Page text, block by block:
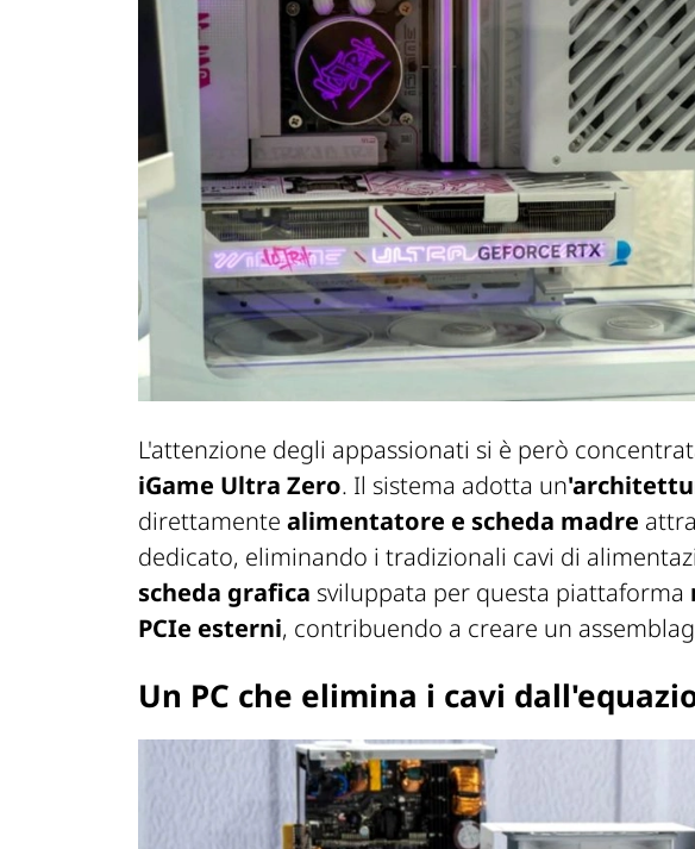
L'attenzione degli appassionati si è però
iGame Ultra Zero. Il sistema adotta un
direttamente alimentatore e scheda madre
dedicato, eliminando i tradizionali cavi di
scheda grafica sviluppata per questa piattaforma
PCIe esterni, contribuendo a creare un
Un PC che elimina i cavi